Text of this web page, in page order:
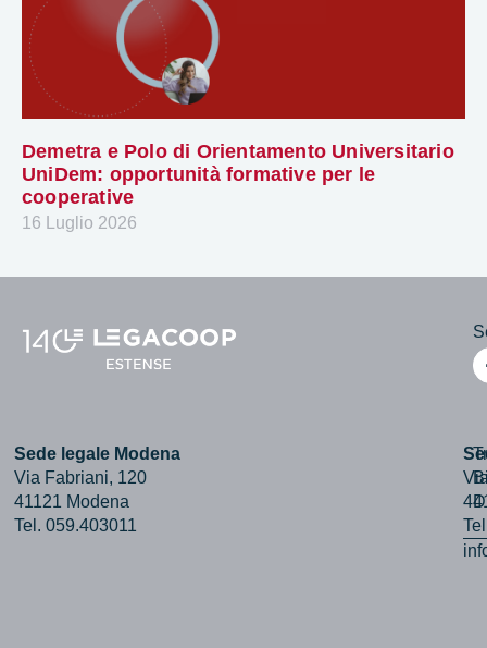
Demetra e Polo di Orientamento Universitario
UniDem: opportunità formative per le
cooperative
16 Luglio 2026
Sede legale Modena
Via Fabriani, 120
41121 Modena
Tel. 059.403011